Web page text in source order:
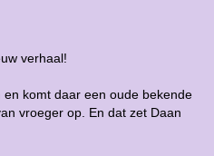
verhaal!
komt daar een oude bekende
vroeger op. En dat zet Daan